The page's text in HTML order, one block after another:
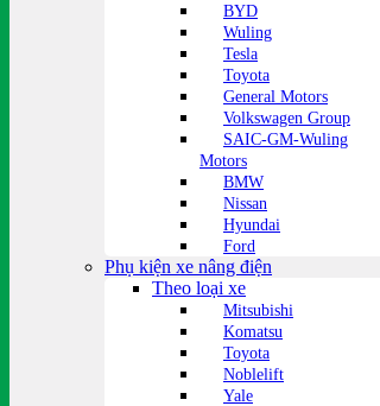
BYD
Wuling
Tesla
Toyota
General Motors
Volkswagen Group
SAIC-GM-Wuling
Motors
BMW
Nissan
Hyundai
Ford
Phụ kiện xe nâng điện
Theo loại xe
Mitsubishi
Komatsu
Toyota
Noblelift
Yale